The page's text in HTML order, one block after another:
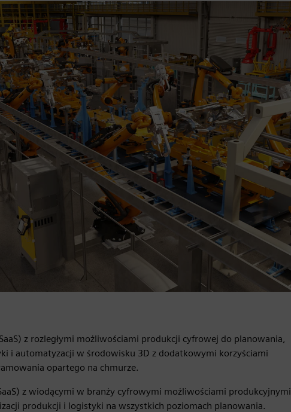
z rozległymi możliwościami produkcji cyfrowej do planowania,
i automatyzacji w środowisku 3D z dodatkowymi korzyściami
opartego na chmurze.
z wiodącymi w branży cyfrowymi możliwościami produkcyjnymi
produkcji i logistyki na wszystkich poziomach planowania.